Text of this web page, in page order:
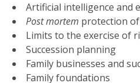
Artificial intelligence and
Post mortem protection
Limits to the exercise of
Succession planning
Family businesses and
Family foundations